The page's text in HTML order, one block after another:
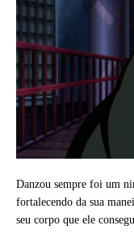
Danzou sempre foi um
fortalecendo da sua
seu corpo que ele